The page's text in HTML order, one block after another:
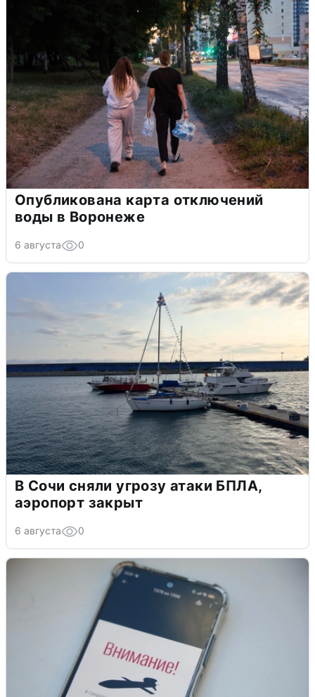
Опубликована карта отключений
воды в Воронеже
6 августа 0
В Сочи сняли угрозу атаки БПЛА,
аэропорт закрыт
6 августа 0